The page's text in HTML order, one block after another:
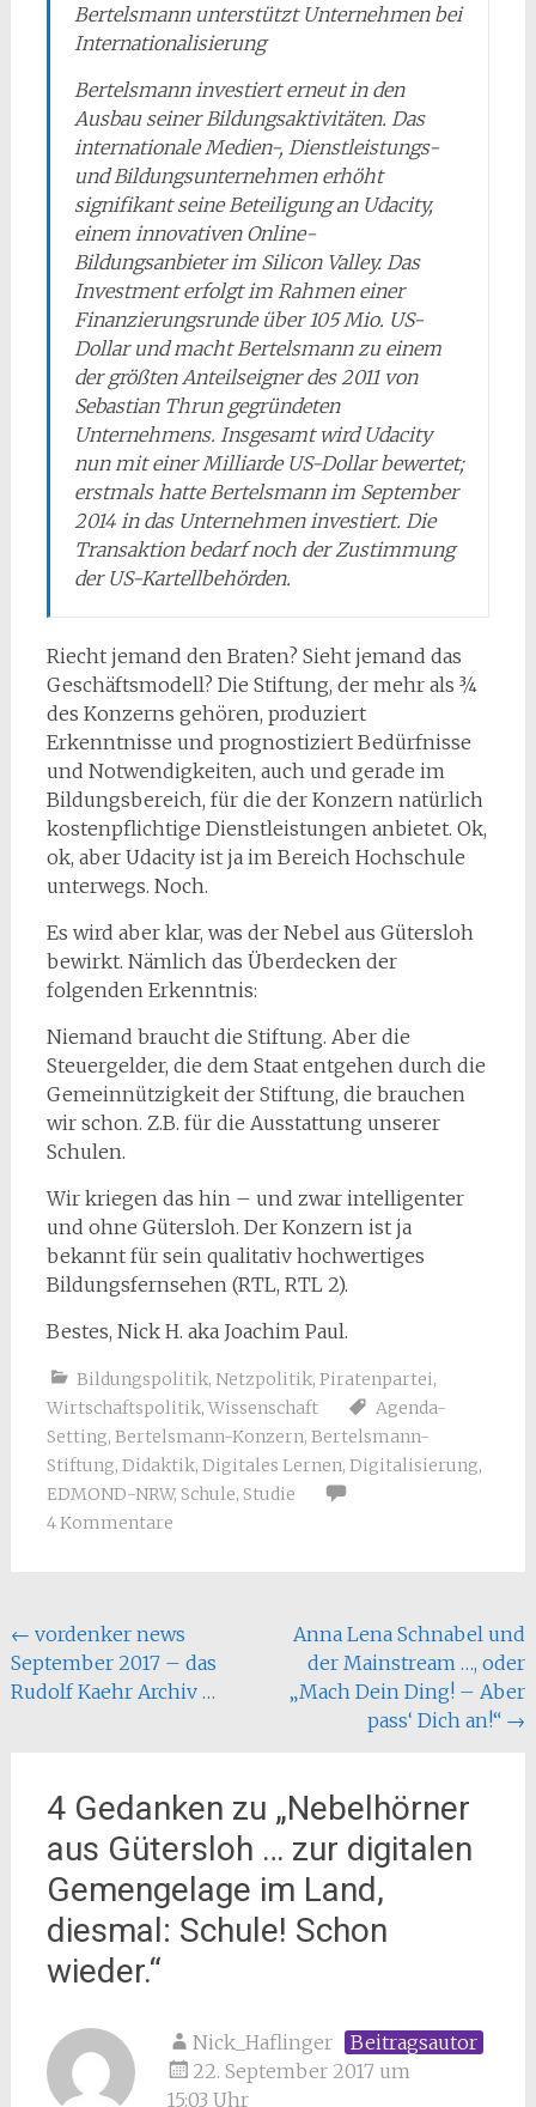
Bertelsmann unterstützt Unternehmen bei
Internationalisierung
Bertelsmann investiert erneut in den
Ausbau seiner Bildungsaktivitäten. Das
internationale Medien-, Dienstleistungs-
und Bildungsunternehmen erhöht
signifikant seine Beteiligung an Udacity,
einem innovativen Online-
Bildungsanbieter im Silicon Valley. Das
Investment erfolgt im Rahmen einer
Finanzierungsrunde über 105 Mio. US-
Dollar und macht Bertelsmann zu einem
der größten Anteilseigner des 2011 von
Sebastian Thrun gegründeten
Unternehmens. Insgesamt wird Udacity
nun mit einer Milliarde US-Dollar bewertet;
erstmals hatte Bertelsmann im September
2014 in das Unternehmen investiert. Die
Transaktion bedarf noch der Zustimmung
der US-Kartellbehörden.
Riecht jemand den Braten? Sieht jemand das
Geschäftsmodell? Die Stiftung, der mehr als ¾
des Konzerns gehören, produziert
Erkenntnisse und prognostiziert Bedürfnisse
und Notwendigkeiten, auch und gerade im
Bildungsbereich, für die der Konzern natürlich
kostenpflichtige Dienstleistungen anbietet. Ok,
ok, aber Udacity ist ja im Bereich Hochschule
unterwegs. Noch.
Es wird aber klar, was der Nebel aus Gütersloh
bewirkt. Nämlich das Überdecken der
folgenden Erkenntnis:
Niemand braucht die Stiftung. Aber die
Steuergelder, die dem Staat entgehen durch die
Gemeinnützigkeit der Stiftung, die brauchen
wir schon. Z.B. für die Ausstattung unserer
Schulen.
Wir kriegen das hin – und zwar intelligenter
und ohne Gütersloh. Der Konzern ist ja
bekannt für sein qualitativ hochwertiges
Bildungsfernsehen (RTL, RTL 2).
Bestes, Nick H. aka Joachim Paul.
Bildungspolitik, Netzpolitik, Piratenpartei,
Wirtschaftspolitik, Wissenschaft
Agenda-
Setting, Bertelsmann-Konzern, Bertelsmann-
Stiftung, Didaktik, Digitales Lernen, Digitalisierung,
EDMOND-NRW, Schule, Studie
4 Kommentare
Beitragsnavigation
← vordenker news
September 2017 – das
Rudolf Kaehr Archiv …
Anna Lena Schnabel und
der Mainstream …, oder
„Mach Dein Ding! – Aber
pass‘ Dich an!“ →
4 Gedanken zu „Nebelhörner
aus Gütersloh … zur digitalen
Gemengelage im Land,
diesmal: Schule! Schon
wieder.“
Nick_Haflinger
Beitragsautor
22. September 2017 um
15:03 Uhr